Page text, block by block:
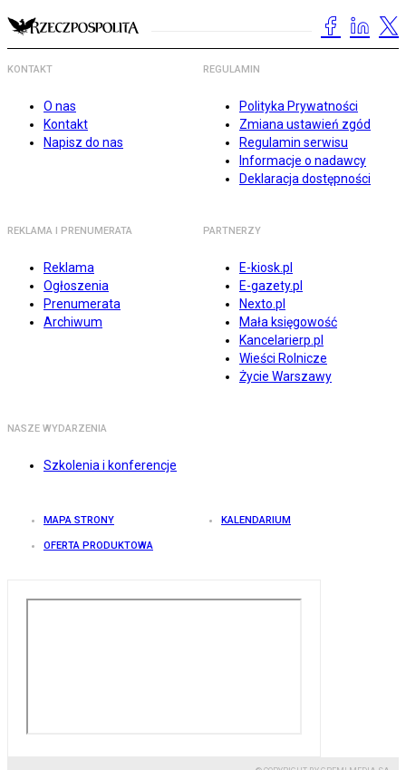
KONTAKT
O nas
Kontakt
Napisz do nas
REGULAMIN
Polityka Prywatności
Zmiana ustawień zgód
Regulamin serwisu
Informacje o nadawcy
Deklaracja dostępności
REKLAMA I PRENUMERATA
Reklama
Ogłoszenia
Prenumerata
Archiwum
PARTNERZY
E-kiosk.pl
E-gazety.pl
Nexto.pl
Mała księgowość
Kancelarierp.pl
Wieści Rolnicze
Życie Warszawy
NASZE WYDARZENIA
Szkolenia i konferencje
MAPA STRONY KALENDARIUM
OFERTA PRODUKTOWA